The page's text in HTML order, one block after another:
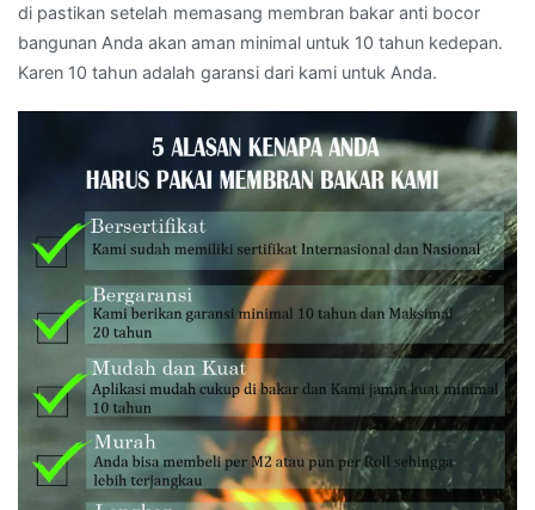
di pastikan setelah memasang membran bakar anti bocor
bangunan Anda akan aman minimal untuk 10 tahun kedepan.
Karen 10 tahun adalah garansi dari kami untuk Anda.